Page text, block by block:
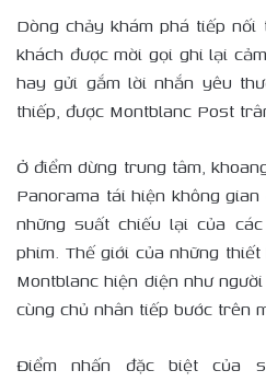
Dòng chảy khám phá tiếp
khách được mời gọi ghi lại
hay gửi gắm lời nhắn yêu
thiếp, được Montblanc Post
Ở điểm dừng trung tâm,
Panorama tái hiện không
những suất chiếu lại của
phim. Thế giới của những
Montblanc hiện diện như
cùng chủ nhân tiếp bước trên
Điểm nhấn đặc biệt của